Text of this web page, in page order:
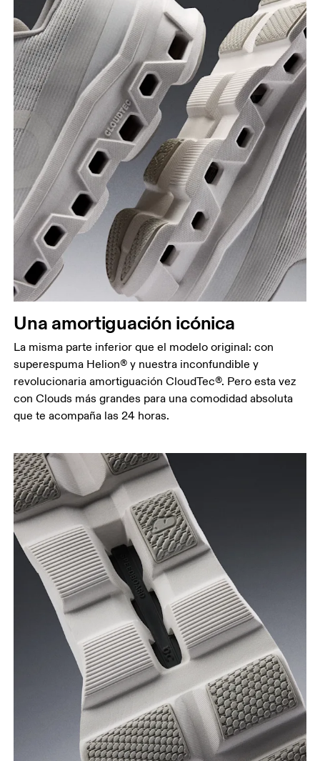
Una amortiguación icónica
La misma parte inferior que el modelo original: con
superespuma Helion® y nuestra inconfundible y
revolucionaria amortiguación CloudTec®. Pero esta vez
con Clouds más grandes para una comodidad absoluta
que te acompaña las 24 horas.